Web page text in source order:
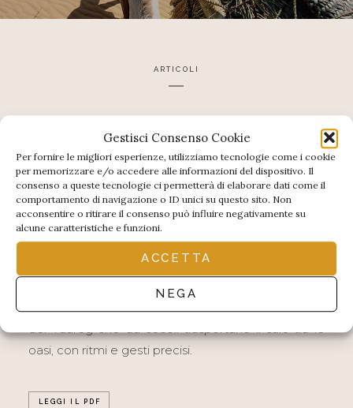
Gestisci Consenso Cookie
Per fornire le migliori esperienze, utilizziamo tecnologie come i cookie
per memorizzare e/o accedere alle informazioni del dispositivo. Il
consenso a queste tecnologie ci permetterà di elaborare dati come il
comportamento di navigazione o ID unici su questo sito. Non
acconsentire o ritirare il consenso può influire negativamente su
alcune caratteristiche e funzioni.
ACCETTA
NEGA
ARTICOLI
Le inarrestabili carovane
del sale
AFRICA – NR 1/2019
I l deserto del Niger è infestato di banditi, jihadisti
e trafficanti. Le attività criminali sconvolgono le
società tradizionali, ma non arrestano le carovane
dei Tuareg che da secoli trasportano il sale tra le
oasi, con ritmi e gesti precisi.
LEGGI IL PDF